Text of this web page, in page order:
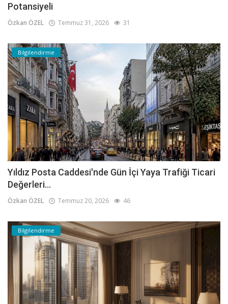
Potansiyeli
Özkan ÖZEL Temmuz 31, 2026 31
Bilgilendirme
Yıldız Posta Caddesi'nde Gün İçi Yaya Trafiği Ticari
Değerleri...
Özkan ÖZEL Temmuz 20, 2026 46
Bilgilendirme